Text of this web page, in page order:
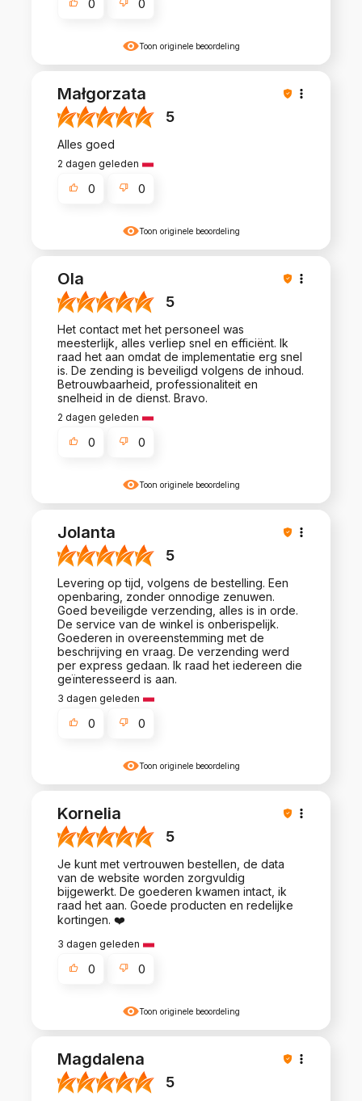
Toon originele beoordeling
0 0
Toon originele beoordeling
Małgorzata
5
Alles goed
2 dagen geleden
0 0
Toon originele beoordeling
Ola
5
Het contact met het personeel was
meesterlijk, alles verliep snel en efficiënt. Ik
raad het aan omdat de implementatie erg snel
is. De zending is beveiligd volgens de inhoud.
Betrouwbaarheid, professionaliteit en
snelheid in de dienst. Bravo.
2 dagen geleden
0 0
Toon originele beoordeling
Jolanta
5
Levering op tijd, volgens de bestelling. Een
openbaring, zonder onnodige zenuwen.
Goed beveiligde verzending, alles is in orde.
De service van de winkel is onberispelijk.
Goederen in overeenstemming met de
beschrijving en vraag. De verzending werd
per express gedaan. Ik raad het iedereen die
geïnteresseerd is aan.
3 dagen geleden
0 0
Toon originele beoordeling
Kornelia
5
Je kunt met vertrouwen bestellen, de data
van de website worden zorgvuldig
bijgewerkt. De goederen kwamen intact, ik
raad het aan. Goede producten en redelijke
kortingen. ❤️
3 dagen geleden
0 0
Magdalena
5